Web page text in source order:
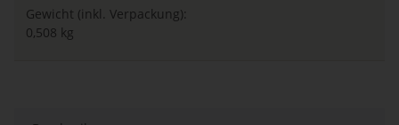
Gewicht (inkl. Verpackung):
0,508 kg